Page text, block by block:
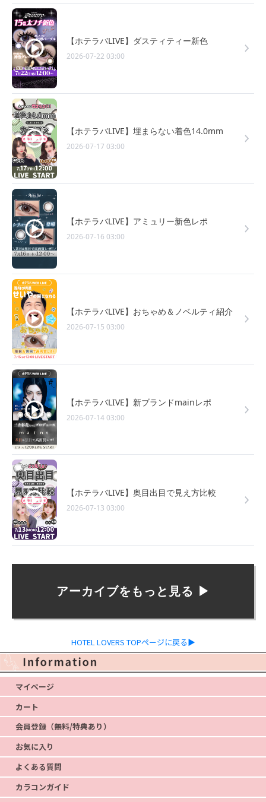
【ホテラバLIVE】ダスティティー新色
2026-07-22 03:00
【ホテラバLIVE】埋まらない着色14.0mm
2026-07-17 03:00
【ホテラバLIVE】アミュリー新色レポ
2026-07-16 03:00
【ホテラバLIVE】おちゃめ＆ノベルティ紹介
2026-07-15 03:00
【ホテラバLIVE】新ブランドmainレポ
2026-07-14 03:00
【ホテラバLIVE】奥目出目で見え方比較
2026-07-13 03:00
アーカイブをもっと見る ▶︎
HOTEL LOVERS TOPページに戻る▶
マイページ
カート
会員登録（無料/特典あり）
お気に入り
よくある質問
カラコンガイド